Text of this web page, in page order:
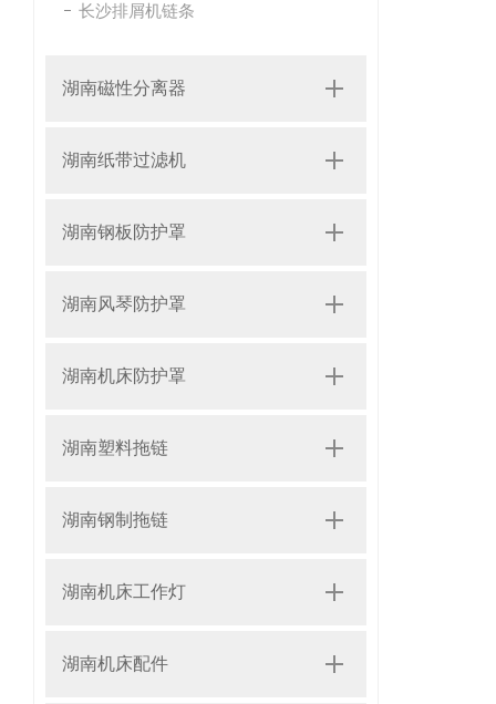
长沙排屑机链条
湖南磁性分离器
湖南纸带过滤机
湖南钢板防护罩
湖南风琴防护罩
湖南机床防护罩
湖南塑料拖链
湖南钢制拖链
湖南机床工作灯
湖南机床配件